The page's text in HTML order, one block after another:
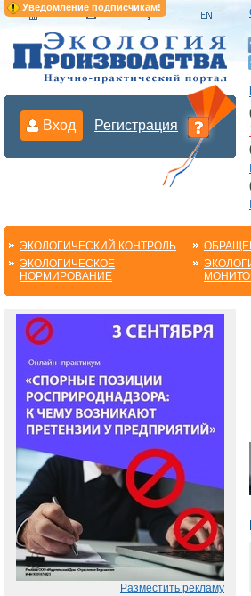
Уведомление подписчикам!
Вход Регистрация
ЭКОЛОГИЧЕСКИЙ КОНТРОЛЬ
ЭКОЛОГИЧЕСКОЕ
НОРМИРОВАНИЕ
Разместить рекламу